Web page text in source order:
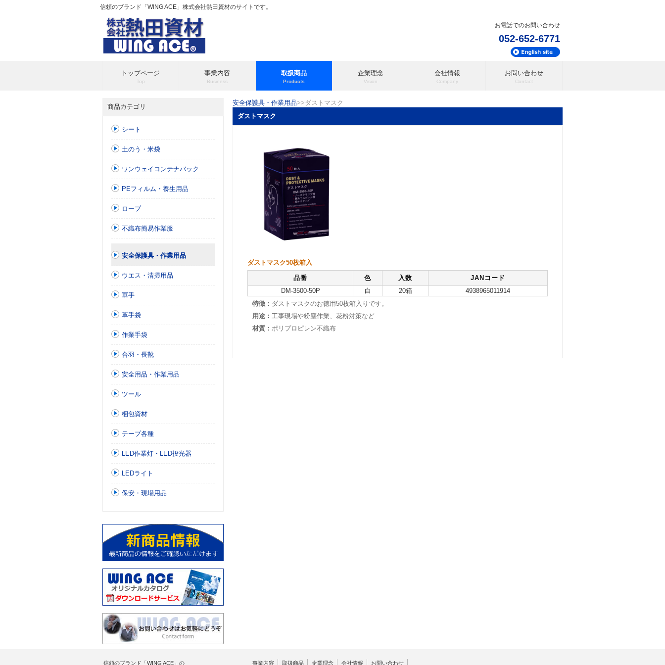
信頼のブランド「WING ACE」株式会社熱田資材のサイトです。
お電話でのお問い合わせ
052-652-6771
トップページ
Top
事業内容
Business
取扱商品
Products
企業理念
Vision
会社情報
Company
お問い合わせ
Contact
安全保護具・作業用品>>ダストマスク
ダストマスク
ダストマスク50枚箱入
品番 色 入数
JANコード
DM-3500-50P
白 20箱
4938965011914
特徴： ダストマスクのお徳用50枚箱入りです。
用途： 工事現場や粉塵作業、花粉対策など
材質： ポリプロピレン不織布
商品カテゴリ
シート
土のう・米袋
ワンウェイコンテナバック
PEフィルム・養生用品
ロープ
不織布簡易作業服
安全保護具・作業用品
ウエス・清掃用品
軍手
革手袋
作業手袋
合羽・長靴
安全用品・作業用品
ツール
梱包資材
テープ各種
LED作業灯・LED投光器
LEDライト
保安・現場用品
信頼のブランド「WING ACE」の 事業内容 取扱商品 企業理念 会社情報 お問い合わせ